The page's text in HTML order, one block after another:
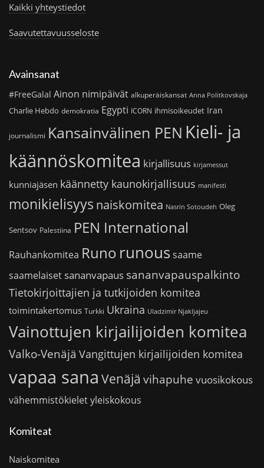
Kaikki yhteystiedot
Saavutettavuusseloste
Avainsanat
#FreeGalal Ainon nimipäivät alkuperäiskansat Anna Politkovskaja
Charlie Hebdo demokratia Egypti ICORN ihmisoikeudet Iran
journalismi Kansainvälinen PEN Kieli- ja
käännöskomitea kirjallisuus kirjamessut
kunniajäsen käännetty kaunokirjallisuus manifesti
monikielisyys naiskomitea Nasrin Sotoudeh Oleg
Sentsov Palestiina PEN International
Rauhankomitea Runo runoussaame
saamelaiset sananvapaus sananvapauspalkinto
Tietokirjoittajien ja tutkijoiden komitea
toimintakertomus Turkki Ukraina Uladzimir Njakljajeu
Vainottujen kirjailijoiden komitea
Valko-Venäjä Vangittujen kirjailijoiden komitea
vapaa sana Venäjä vihapuhe vuosikokous
vähemmistökieletyleiskokous
Komiteat
Naiskomitea